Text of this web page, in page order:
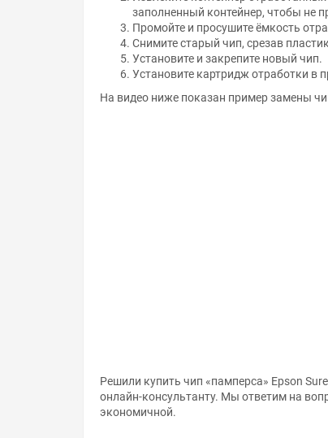
заполненный контейнер, чтобы не
Промойте и просушите ёмкость
Снимите старый чип, срезав
Установите и закрепите новый чип.
Установите картридж отработки в
На видео ниже показан пример замены
онлайн-консультанту. Мы ответим на
экономичной.